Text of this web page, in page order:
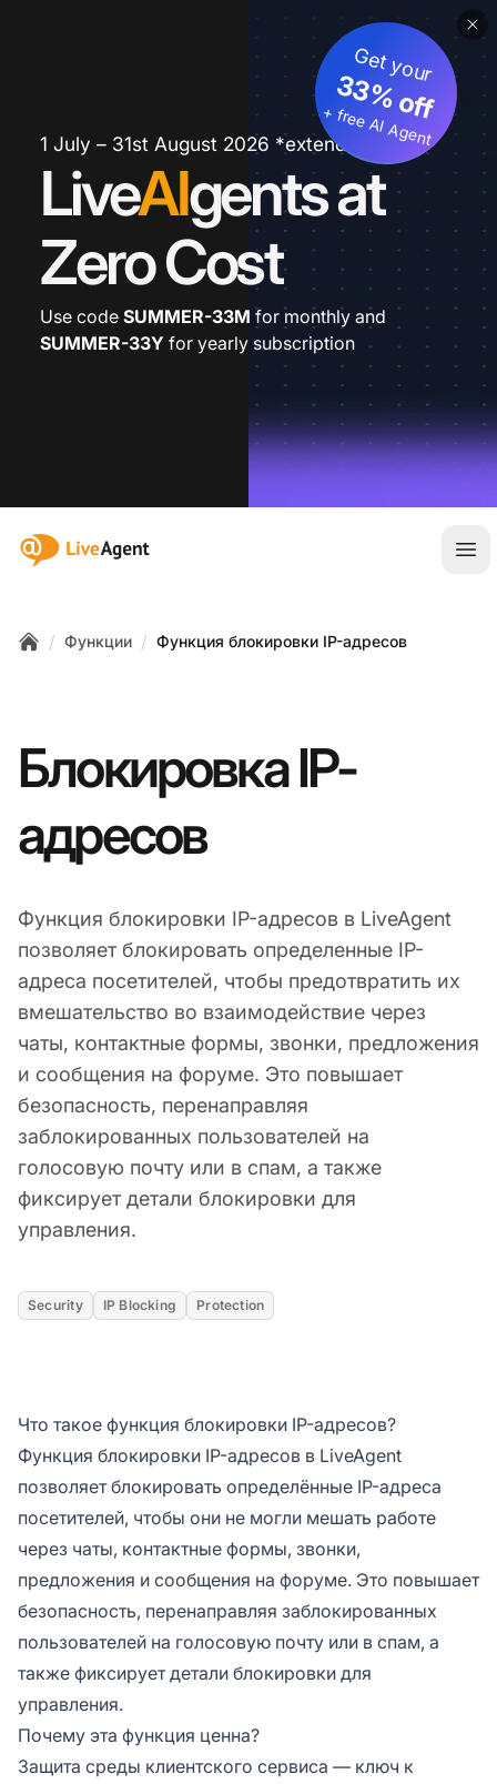
1 July – 31st August 2026 *extended
LiveAIgents at
Zero Cost
Get your
33% off
+ free AI Agent
Use code SUMMER-33M for monthly and
SUMMER-33Y for yearly subscription
:site.title
/ Функции / Функция блокировки IP-адресов
Блокировка IP-
адресов
Функция блокировки IP-адресов в LiveAgent
позволяет блокировать определенные IP-
адреса посетителей, чтобы предотвратить их
вмешательство во взаимодействие через
чаты, контактные формы, звонки, предложения
и сообщения на форуме. Это повышает
безопасность, перенаправляя
заблокированных пользователей на
голосовую почту или в спам, а также
фиксирует детали блокировки для
управления.
Security IP Blocking Protection
Что такое функция блокировки IP-адресов?
Функция блокировки IP-адресов в LiveAgent
позволяет блокировать определённые IP-адреса
посетителей, чтобы они не могли мешать работе
через чаты, контактные формы, звонки,
предложения и сообщения на форуме. Это повышает
безопасность, перенаправляя заблокированных
пользователей на голосовую почту или в спам, а
также фиксирует детали блокировки для
управления.
Почему эта функция ценна?
Защита среды клиентского сервиса — ключ к